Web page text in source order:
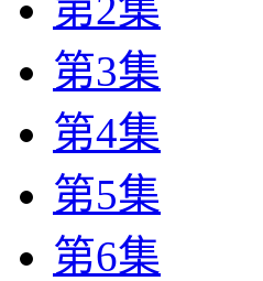
第3集
第4集
第5集
第6集